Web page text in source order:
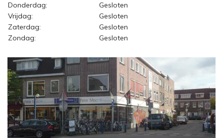
Donderdag:
Gesloten
Vrijdag:
Gesloten
Zaterdag:
Gesloten
Zondag:
Gesloten